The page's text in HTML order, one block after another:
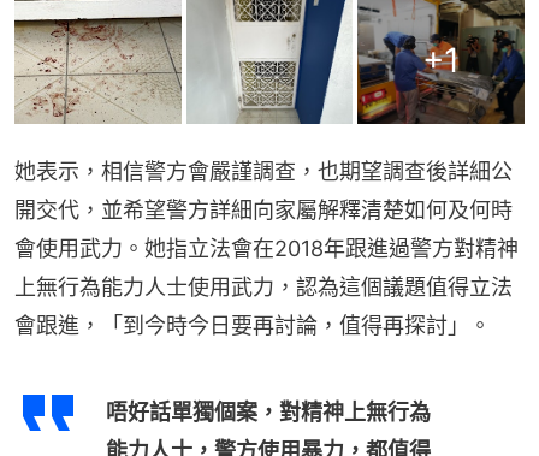
+1
她表示，相信警方會嚴謹調查，也期望調查後詳細公
開交代，並希望警方詳細向家屬解釋清楚如何及何時
會使用武力。她指立法會在2018年跟進過警方對精神
上無行為能力人士使用武力，認為這個議題值得立法
會跟進，「到今時今日要再討論，值得再探討」。
唔好話單獨個案，對精神上無行為
能力人士，警方使用暴力，都值得